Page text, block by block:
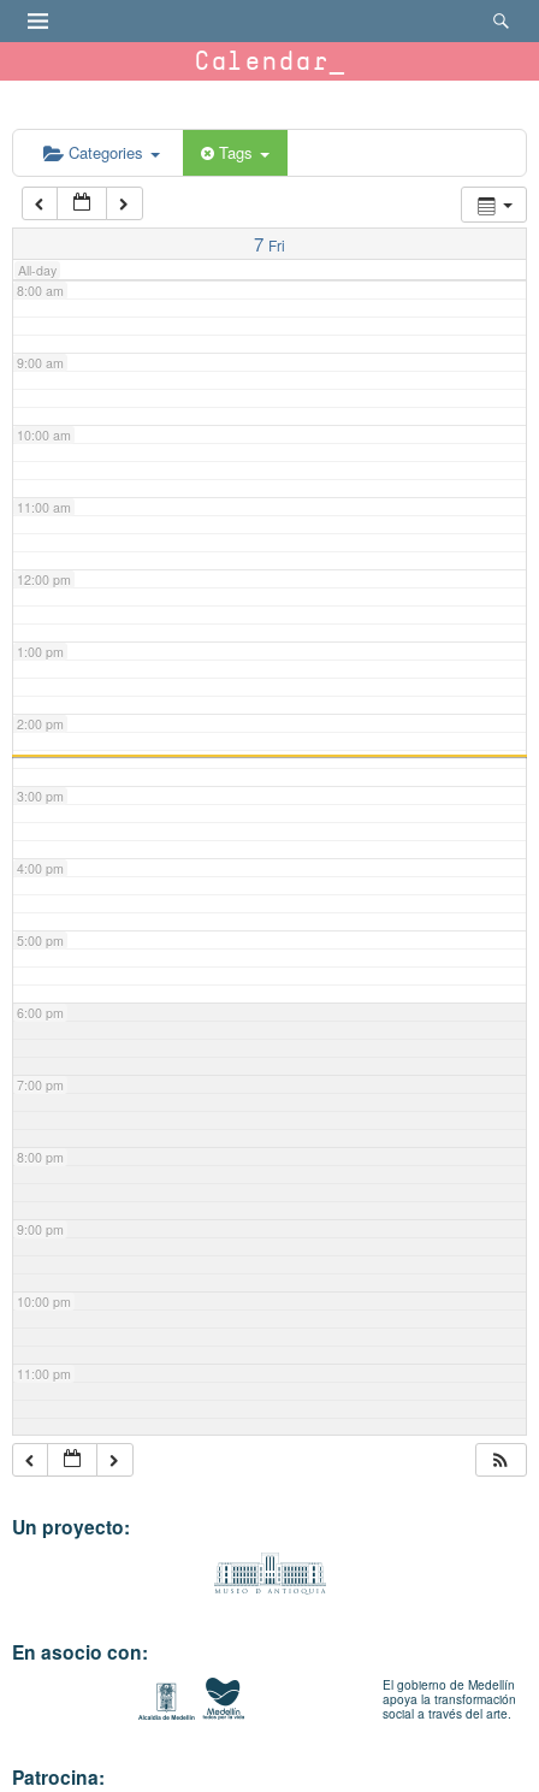
Calendar
Categories Tags
7 Fri
All-day
6:00 am
7:00 am
8:00 am
9:00 am
10:00 am
11:00 am
12:00 pm
1:00 pm
2:00 pm
3:00 pm
4:00 pm
5:00 pm
6:00 pm
7:00 pm
8:00 pm
9:00 pm
10:00 pm
11:00 pm
Un proyecto:
En asocio con:
El gobierno de Medellín
apoya la transformación
social a través del arte.
Patrocina: